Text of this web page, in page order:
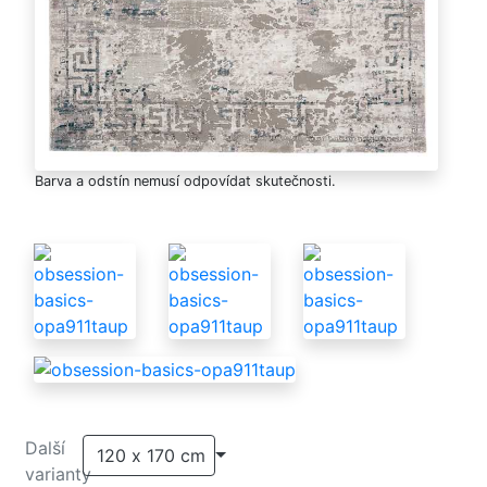
Barva a odstín nemusí odpovídat skutečnosti.
Další
varianty
120 x 170 cm